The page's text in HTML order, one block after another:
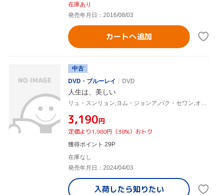
在庫あり
発売年月日：2016/08/03
カートへ追加
中古
DVD・ブルーレイ
DVD
人生は、美しい
¥3,190円
定価より1,980円（38%）おトク
獲得ポイント 29P
在庫なし
発売年月日：2024/04/03
入荷したら知りたい